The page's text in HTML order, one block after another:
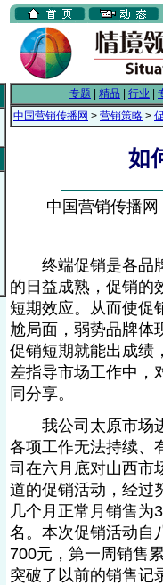
专题 精品 行业
中国营销传播网 > 营销策略 >
如
中国营销传播
终端促销是各品牌
的日益成熟，促销的
短期效应。从而使促
尬局面，弱势品牌体
促销短期就能出成绩
差指导市场工作中，
同分享。
我公司太原市场进
各项工作无法持续、
司在六月底对山西市
道的促销活动，经过
几个月正常月销售为
名。本次促销活动自
700元，第一周销售
突破了以前的销售记